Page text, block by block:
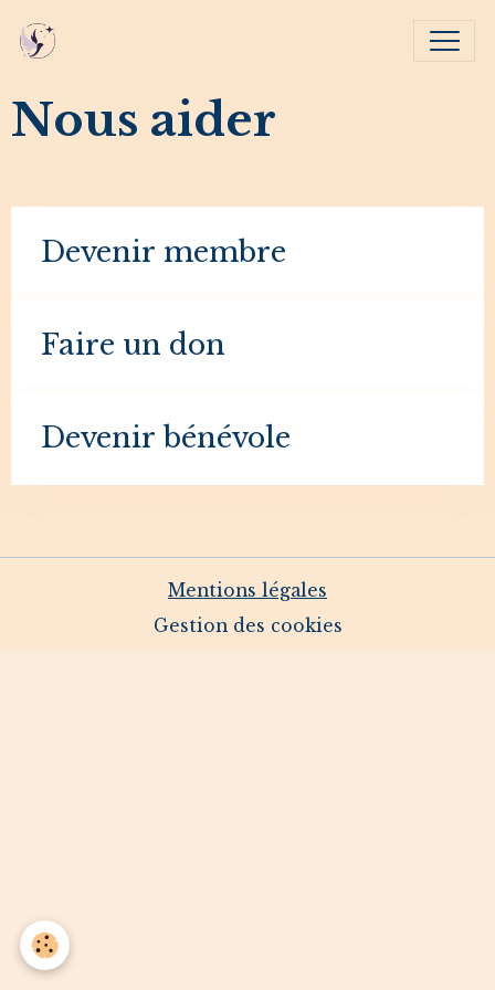
Nous aider
Devenir membre
Faire un don
Devenir bénévole
Mentions légales
Gestion des cookies